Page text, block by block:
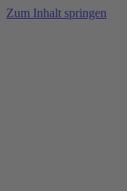
Zum Inhalt springen